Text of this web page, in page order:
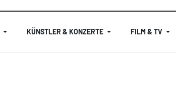
KÜNSTLER & KONZERTE FILM & TV